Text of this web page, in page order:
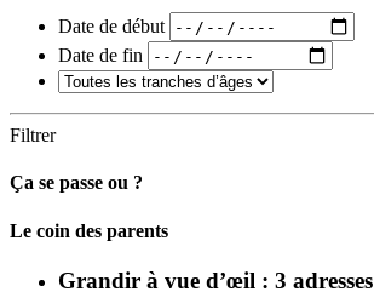
Date de début
Date de fin
Filtrer
Ça se passe ou ?
Carto
Le coin des parents
Grandir à vue d’œil : 3 adresses